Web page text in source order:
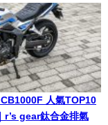
人氣TOP10
r’s gear鈦合金排氣